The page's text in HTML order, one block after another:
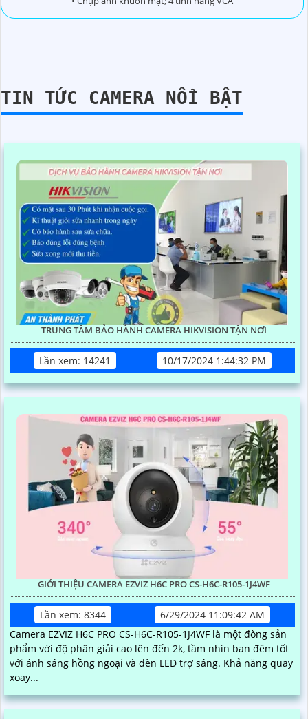
TIN TỨC CAMERA NỔI BẬT
TRUNG TÂM BẢO HÀNH CAMERA HIKVISION TẬN NƠI
Lần xem: 14241 10/17/2024 1:44:32 PM
GIỚI THIỆU CAMERA EZVIZ H6C PRO CS-H6C-R105-1J4WF
Lần xem: 8344
6/29/2024 11:09:42 AM
Camera EZVIZ H6C PRO CS-H6C-R105-1J4WF là một đòng sản
phẩm với độ phân giải cao lên đến 2k, tầm nhìn ban đêm tốt
với ánh sáng hồng ngoại và đèn LED trợ sáng. Khả năng quay
xoay...